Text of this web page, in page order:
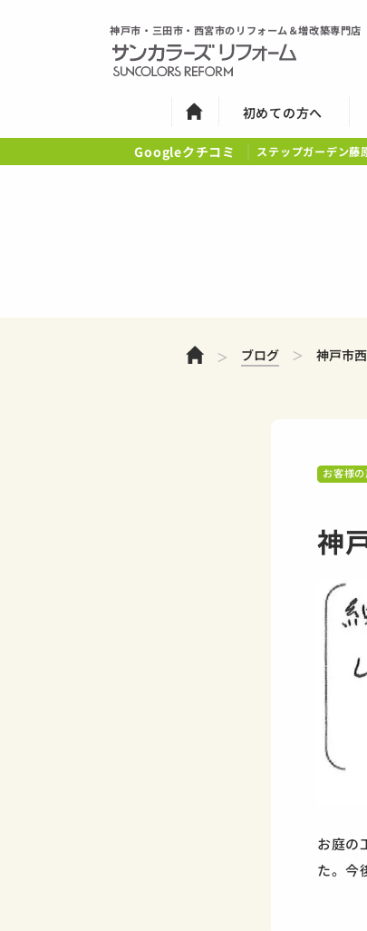
神戸市・三田市・西宮市のリフォーム＆増改築専門店
初めての方へ
Googleクチコミ ステップガーデン藤
ホーム ブログ 神戸市
お客様
神
お庭の
た。今